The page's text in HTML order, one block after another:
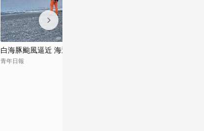
白海豚颱風逼近 海巡署全面啟動防颱整備
青年日報